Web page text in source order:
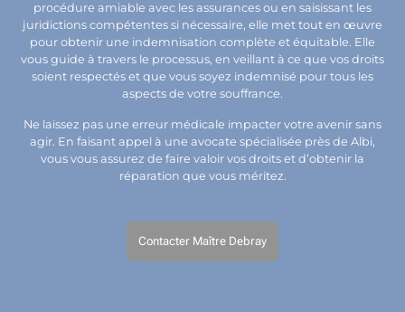
procédure amiable avec les assurances ou en saisissant les
juridictions compétentes si nécessaire, elle met tout en œuvre
pour obtenir une indemnisation complète et équitable. Elle
vous guide à travers le processus, en veillant à ce que vos droits
soient respectés et que vous soyez indemnisé pour tous les
aspects de votre souffrance.
Ne laissez pas une erreur médicale impacter votre avenir sans
agir. En faisant appel à une avocate spécialisée près de Albi,
vous vous assurez de faire valoir vos droits et d’obtenir la
réparation que vous méritez.
Contacter Maître Debray